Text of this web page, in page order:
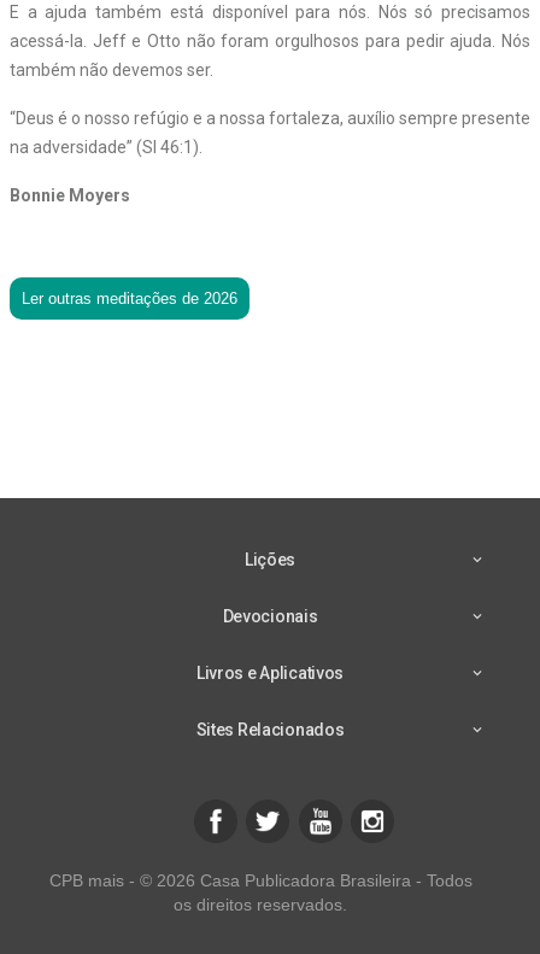
E a ajuda também está disponível para nós. Nós só precisamos
acessá-la. Jeff e Otto não foram orgulhosos para pedir ajuda. Nós
também não devemos ser.
“Deus é o nosso refúgio e a nossa fortaleza, auxílio sempre presente
na adversidade” (Sl 46:1).
Bonnie Moyers
Ler outras meditações de 2026
Lições
Devocionais
Livros e Aplicativos
Sites Relacionados
CPB mais - © 2026 Casa Publicadora Brasileira - Todos
os direitos reservados.